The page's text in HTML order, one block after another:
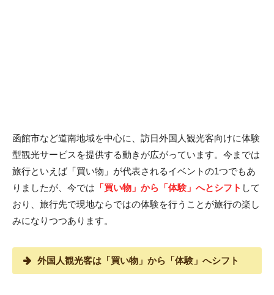
函館市など道南地域を中心に、訪日外国人観光客向けに体験
型観光サービスを提供する動きが広がっています。今までは
旅行といえば「買い物」が代表されるイベントの1つでもあ
りましたが、今では 「買い物」から「体験」へとシフト して
おり、旅行先で現地ならではの体験を行うことが旅行の楽し
みになりつつあります。
外国人観光客は「買い物」から「体験」へシフト